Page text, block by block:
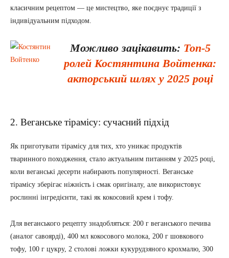
класичним рецептом — це мистецтво, яке поєднує традиції з
індивідуальним підходом.
Можливо зацікавить: Топ-5
ролей Костянтина Войтенка:
акторський шлях у 2025 році
2. Веганське тірамісу: сучасний підхід
Як приготувати тірамісу для тих, хто уникає продуктів
тваринного походження, стало актуальним питанням у 2025 році,
коли веганські десерти набирають популярності. Веганське
тірамісу зберігає ніжність і смак оригіналу, але використовує
рослинні інгредієнти, такі як кокосовий крем і тофу.
Для веганського рецепту знадобляться: 200 г веганського печива
(аналог савоярді), 400 мл кокосового молока, 200 г шовкового
тофу, 100 г цукру, 2 столові ложки кукурудзяного крохмалю, 300